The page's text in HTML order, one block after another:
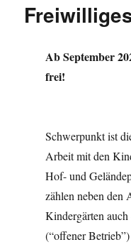
Ab September
frei!
Schwerpunkt ist
Arbeit mit den
Hof- und
zählen neben den
Kindergärten
(“offener